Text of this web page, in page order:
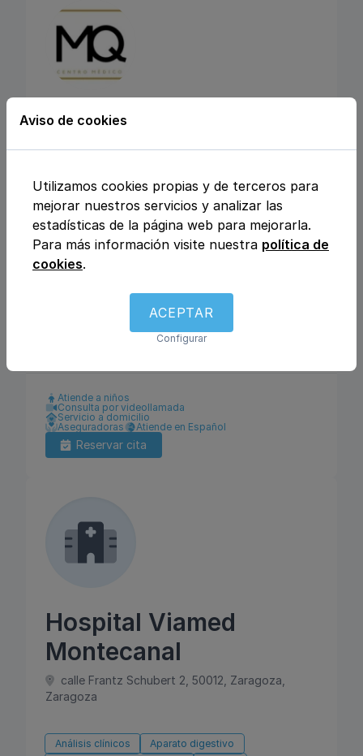
CENTRO MEDICO
MEDICLINIQUE
Calle Julio Rey Pastor nº6, 28702, San
Sebastián de los Reyes, Madrid
Análisis clínicos
Fisioterapia y rehabilitación
Enfermería
Psicología Pediatría
Atiende a niños
Consulta por videollamada
Servicio a domicilio
Aseguradoras
Atiende en Español
Reservar cita
Hospital Viamed
Montecanal
calle Frantz Schubert 2, 50012, Zaragoza,
Zaragoza
Análisis clínicos
Aparato digestivo
Aviso de cookies
Utilizamos cookies propias y de terceros para
mejorar nuestros servicios y analizar las
estadísticas de la página web para mejorarla.
Para más información visite nuestra política de
cookies.
ACEPTAR
Configurar